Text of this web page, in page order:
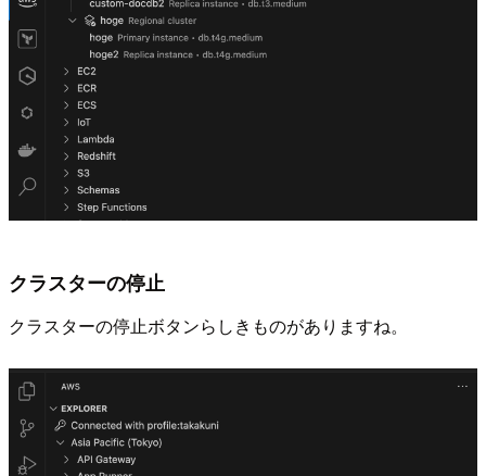
クラスターの停止
クラスターの停止ボタンらしきものがありますね。